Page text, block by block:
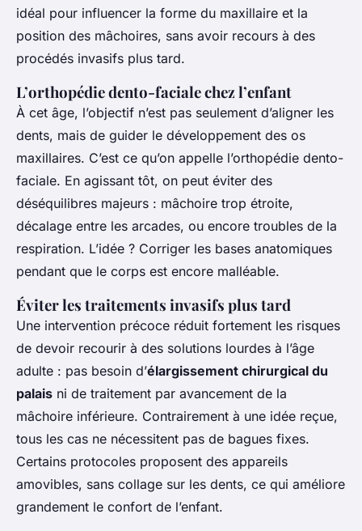
idéal pour influencer la forme du maxillaire et la
position des mâchoires, sans avoir recours à des
procédés invasifs plus tard.
L’orthopédie dento-faciale chez l’enfant
À cet âge, l’objectif n’est pas seulement d’aligner les
dents, mais de guider le développement des os
maxillaires. C’est ce qu’on appelle l’orthopédie dento-
faciale. En agissant tôt, on peut éviter des
déséquilibres majeurs : mâchoire trop étroite,
décalage entre les arcades, ou encore troubles de la
respiration. L’idée ? Corriger les bases anatomiques
pendant que le corps est encore malléable.
Éviter les traitements invasifs plus tard
Une intervention précoce réduit fortement les risques
de devoir recourir à des solutions lourdes à l’âge
adulte : pas besoin d’élargissement chirurgical du
palais ni de traitement par avancement de la
mâchoire inférieure. Contrairement à une idée reçue,
tous les cas ne nécessitent pas de bagues fixes.
Certains protocoles proposent des appareils
amovibles, sans collage sur les dents, ce qui améliore
grandement le confort de l’enfant.